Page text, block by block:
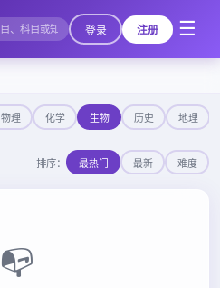
登录 注册 ☰
物理 化学 生物 历史 地理
排序： 最热门 最新 难度
📭